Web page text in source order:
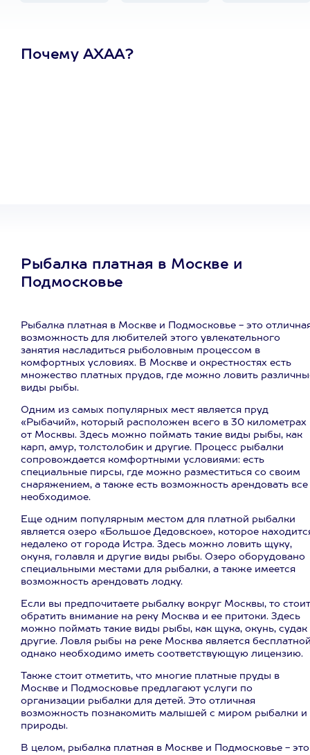
Почему АХАА?
Рыбалка платная в Москве и
Подмосковье
Рыбалка платная в Москве и Подмосковье - это
возможность для любителей этого увлекательного
занятия насладиться рыболовным процессом в
комфортных условиях. В Москве и окрестностях есть
множество платных прудов, где можно ловить
виды рыбы.
Одним из самых популярных мест является пруд
«Рыбачий», который расположен всего в 30 километрах
от Москвы. Здесь можно поймать такие виды рыбы, как
карп, амур, толстолобик и другие. Процесс рыбалки
сопровождается комфортными условиями: есть
специальные пирсы, где можно разместиться со своим
снаряжением, а также есть возможность арендовать все
необходимое.
Еще одним популярным местом для платной рыбалки
является озеро «Большое Дедовское», которое
недалеко от города Истра. Здесь можно ловить щуку,
окуня, голавля и другие виды рыбы. Озеро оборудовано
специальными местами для рыбалки, а также имеется
возможность арендовать лодку.
Если вы предпочитаете рыбалку вокруг Москвы, то стоит
обратить внимание на реку Москва и ее притоки. Здесь
можно поймать такие виды рыбы, как щука, окунь, судак
другие. Ловля рыбы на реке Москва является
однако необходимо иметь соответствующую лицензию.
Также стоит отметить, что многие платные пруды в
Москве и Подмосковье предлагают услуги по
организации рыбалки для детей. Это отличная
возможность познакомить малышей с миром рыбалки и
природы.
В целом, рыбалка платная в Москве и Подмосковье - это